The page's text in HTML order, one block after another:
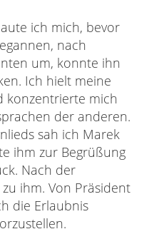
ich mich, bevor
nach
um, konnte ihn
Ich hielt meine
konzentrierte mich
der anderen.
sah ich Marek
ihm zur Begrüßung
Nach der
ihm. Von Präsident
die Erlaubnis